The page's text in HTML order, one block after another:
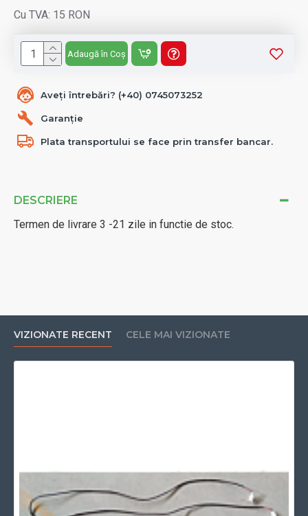
DESCRIERE
Termen de livrare 3 -21 zile in functie de stoc.
Aveți întrebări? (+40) 0745073252
Garanție
Plata transportului se face prin transfer bancar.
Cu TVA: 15 RON
Adaugă în Coș
VIZIONATE RECENT CELE MAI VIZIONATE